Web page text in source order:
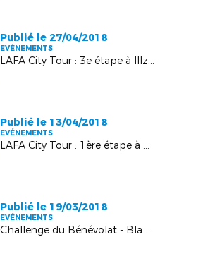
Publié le 27/04/2018
EVÉNEMENTS
LAFA City Tour : 3e étape à Illzach
Publié le 13/04/2018
EVÉNEMENTS
LAFA City Tour : 1ère étape à Haguenau
Publié le 19/03/2018
EVÉNEMENTS
Challenge du Bénévolat - Blanc du Nil : l'AS Andolsheim honorée !